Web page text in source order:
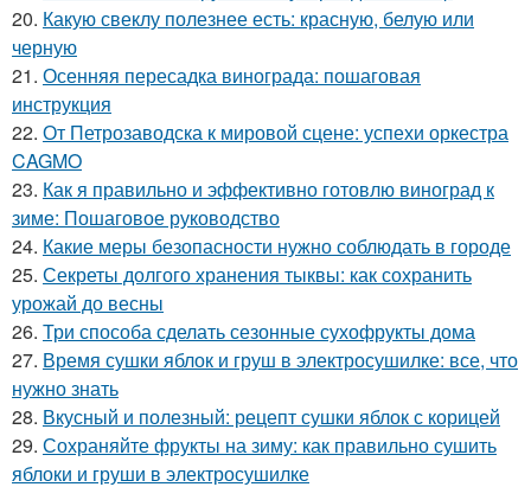
20. Какую свеклу полезнее есть: красную, белую или
черную
21. Осенняя пересадка винограда: пошаговая
инструкция
22. От Петрозаводска к мировой сцене: успехи оркестра
CAGMO
23. Как я правильно и эффективно готовлю виноград к
зиме: Пошаговое руководство
24. Какие меры безопасности нужно соблюдать в городе
25. Секреты долгого хранения тыквы: как сохранить
урожай до весны
26. Три способа сделать сезонные сухофрукты дома
27. Время сушки яблок и груш в электросушилке: все, что
нужно знать
28. Вкусный и полезный: рецепт сушки яблок с корицей
29. Сохраняйте фрукты на зиму: как правильно сушить
яблоки и груши в электросушилке